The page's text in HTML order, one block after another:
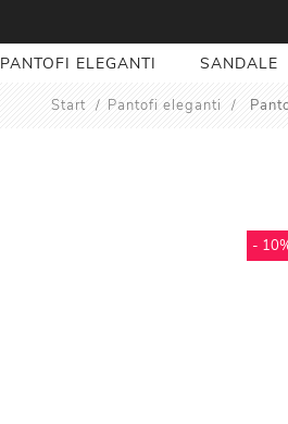
PANTOFI ELEGANTI SANDALE
Start / Pantofi eleganti /
-